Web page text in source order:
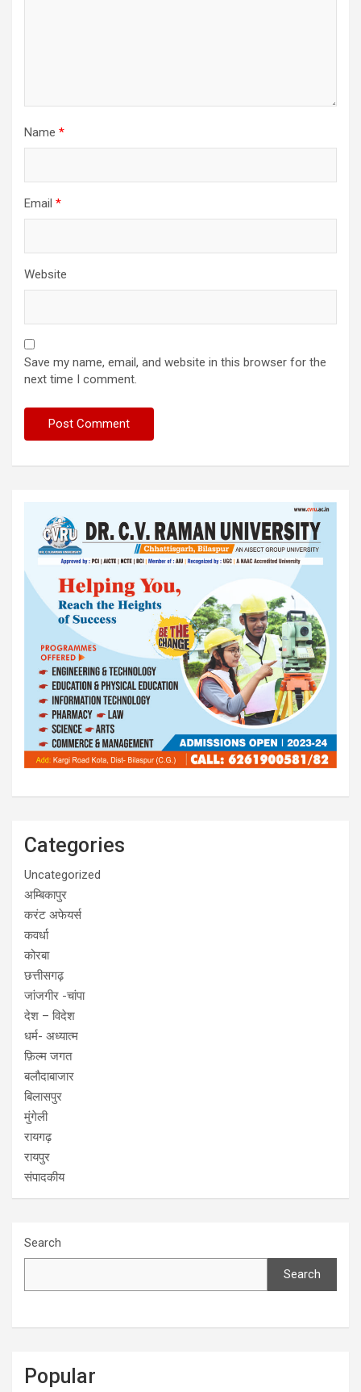
Name *
Email *
Website
Save my name, email, and website in this browser for the
next time I comment.
Categories
Uncategorized
अम्बिकापुर
करंट अफेयर्स
कवर्धा
कोरबा
छत्तीसगढ़
जांजगीर -चांपा
देश – विदेश
धर्म- अध्यात्म
फ़िल्म जगत
बलौदाबाजार
बिलासपुर
मुंगेली
रायगढ़
रायपुर
संपादकीय
Search
Search
Popular